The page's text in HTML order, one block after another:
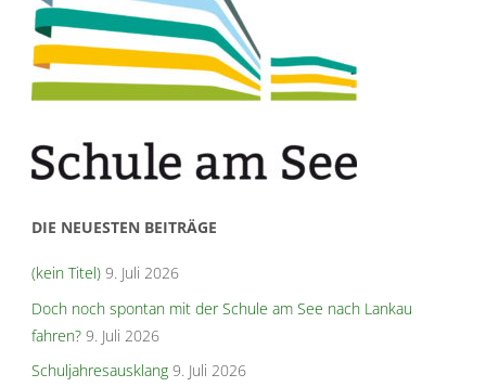
DIE NEUESTEN BEITRÄGE
(kein Titel) 9. Juli 2026
Doch noch spontan mit der Schule am See nach Lankau
fahren? 9. Juli 2026
Schuljahresausklang 9. Juli 2026